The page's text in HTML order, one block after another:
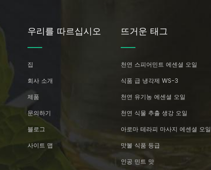
우리를 따르십시오
집
회사 소개
제품
문의하기
블로그
사이트 맵
뜨거운 태그
천연 스피어민트 에센셜 오일
식품 급 냉각제 WS-3
천연 유기농 에센셜 오일
천연 식물 추출 생강 오일
아로마 테라피 마사지 에센셜 오일
맛볼 식품 등급
인공 민트 맛